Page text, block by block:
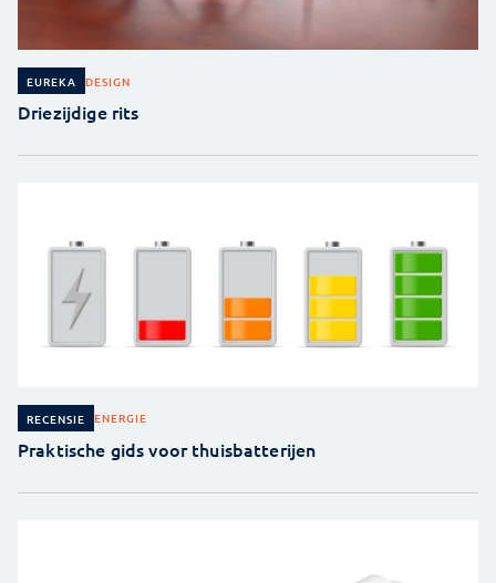
EUREKA DESIGN
Driezijdige rits
RECENSIE ENERGIE
Praktische gids voor thuisbatterijen